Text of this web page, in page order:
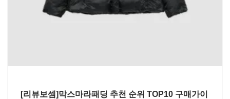
[리뷰보셈]막스마라패딩 추천 순위 TOP10 구매가이